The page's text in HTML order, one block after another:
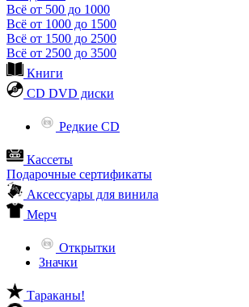
Всё от 500 до 1000
Всё от 1000 до 1500
Всё от 1500 до 2500
Всё от 2500 до 3500
Книги
CD DVD диски
Редкие CD
Кассеты
Подарочные сертификаты
Аксессуары для винила
Мерч
Открытки
Значки
Тараканы!